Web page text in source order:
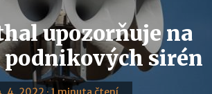
upozorňuje na
podnikových sirén